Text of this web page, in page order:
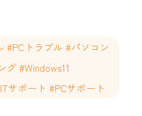
#PCトラブル #パソコン
グ #Windows11
サポート #PCサポート